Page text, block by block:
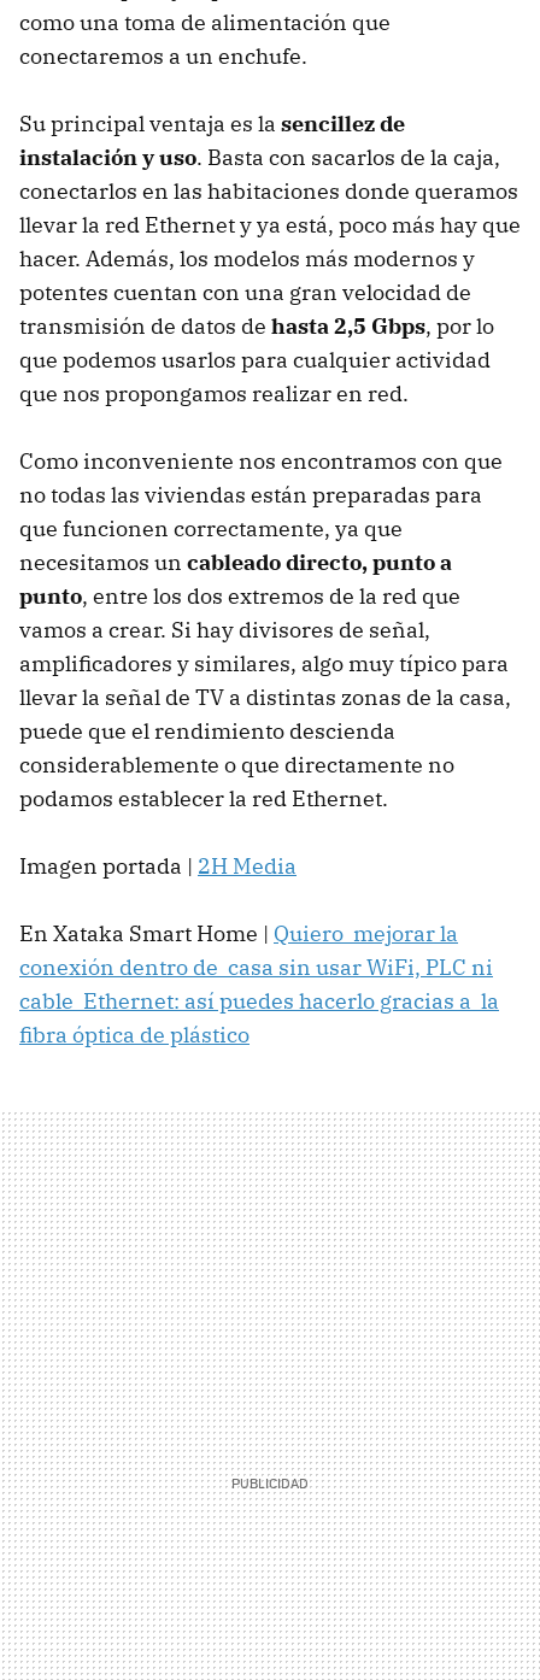
como una toma de alimentación que
conectaremos a un enchufe.
Su principal ventaja es la sencillez de
instalación y uso. Basta con sacarlos de la caja,
conectarlos en las habitaciones donde queramos
llevar la red Ethernet y ya está, poco más hay que
hacer. Además, los modelos más modernos y
potentes cuentan con una gran velocidad de
transmisión de datos de hasta 2,5 Gbps, por lo
que podemos usarlos para cualquier actividad
que nos propongamos realizar en red.
Como inconveniente nos encontramos con que
no todas las viviendas están preparadas para
que funcionen correctamente, ya que
necesitamos un cableado directo, punto a
punto, entre los dos extremos de la red que
vamos a crear. Si hay divisores de señal,
amplificadores y similares, algo muy típico para
llevar la señal de TV a distintas zonas de la casa,
puede que el rendimiento descienda
considerablemente o que directamente no
podamos establecer la red Ethernet.
Imagen portada | 2H Media
En Xataka Smart Home | Quiero mejorar la
conexión dentro de casa sin usar WiFi, PLC ni
cable Ethernet: así puedes hacerlo gracias a la
fibra óptica de plástico